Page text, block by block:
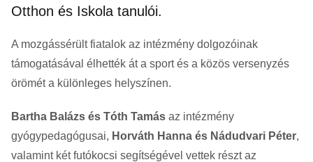
Otthon és Iskola tanulói.
A mozgássérült fiatalok az intézmény dolgozóinak
támogatásával élhették át a sport és a közös versenyzés
örömét a különleges helyszínen.
Bartha Balázs és Tóth Tamás az intézmény
gyógypedagógusai, Horváth Hanna és Nádudvari Péter,
valamint két futókocsi segítségével vettek részt az